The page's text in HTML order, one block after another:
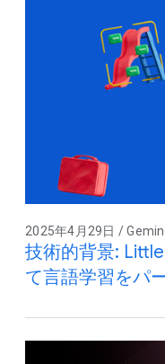
2025年4月29日 /
技術的背景:
て言語学習をパ